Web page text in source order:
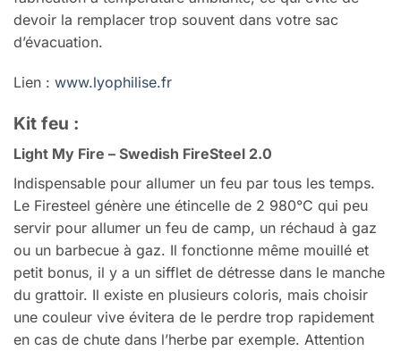
devoir la remplacer trop souvent dans votre sac
d’évacuation.
Lien : www.lyophilise.fr
Kit feu :
Light My Fire – Swedish FireSteel 2.0
Indispensable pour allumer un feu par tous les temps.
Le Firesteel génère une étincelle de 2 980°C qui peu
servir pour allumer un feu de camp, un réchaud à gaz
ou un barbecue à gaz. Il fonctionne même mouillé et
petit bonus, il y a un sifflet de détresse dans le manche
du grattoir. Il existe en plusieurs coloris, mais choisir
une couleur vive évitera de le perdre trop rapidement
en cas de chute dans l’herbe par exemple. Attention